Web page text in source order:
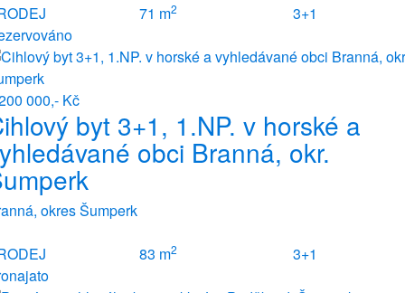
71 m2
3+1
000,- Kč
byt 3+1, 1.NP. v horské a
obci Branná, okr.
okres Šumperk
83 m2
3+1